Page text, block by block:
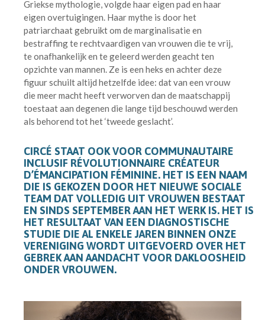
Griekse mythologie, volgde haar eigen pad en haar
eigen overtuigingen. Haar mythe is door het
patriarchaat gebruikt om de marginalisatie en
bestraffing te rechtvaardigen van vrouwen die te vrij,
te onafhankelijk en te geleerd werden geacht ten
opzichte van mannen. Ze is een heks en achter deze
figuur schuilt altijd hetzelfde idee: dat van een vrouw
die meer macht heeft verworven dan de maatschappij
toestaat aan degenen die lange tijd beschouwd werden
als behorend tot het ‘tweede geslacht’.
CIRCÉ STAAT OOK VOOR COMMUNAUTAIRE
INCLUSIF RÉVOLUTIONNAIRE CRÉATEUR
D’ÉMANCIPATION FÉMININE. HET IS EEN NAAM
DIE IS GEKOZEN DOOR HET NIEUWE SOCIALE
TEAM DAT VOLLEDIG UIT VROUWEN BESTAAT
EN SINDS SEPTEMBER AAN HET WERK IS. HET IS
HET RESULTAAT VAN EEN DIAGNOSTISCHE
STUDIE DIE AL ENKELE JAREN BINNEN ONZE
VERENIGING WORDT UITGEVOERD OVER HET
GEBREK AAN AANDACHT VOOR DAKLOOSHEID
ONDER VROUWEN.